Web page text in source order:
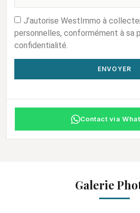
J’autorise WestImmo à
personnelles, conformément à sa
confidentialité.
ENVOYER
Contact via
Galerie